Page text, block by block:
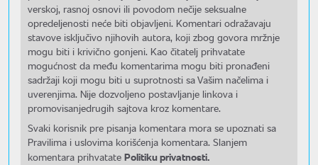
verskoj, rasnoj osnovi ili povodom nečije seksualne
opredeljenosti neće biti objavljeni. Komentari odražavaju
stavove isključivo njihovih autora, koji zbog govora mržnje
mogu biti i krivično gonjeni. Kao čitatelj prihvatate
mogućnost da među komentarima mogu biti pronađeni
sadržaji koji mogu biti u suprotnosti sa Vašim načelima i
uverenjima. Nije dozvoljeno postavljanje linkova i
promovisanjedrugih sajtova kroz komentare.
Svaki korisnik pre pisanja komentara mora se upoznati sa
Pravilima i uslovima korišćenja komentara. Slanjem
komentara prihvatate Politiku privatnosti.